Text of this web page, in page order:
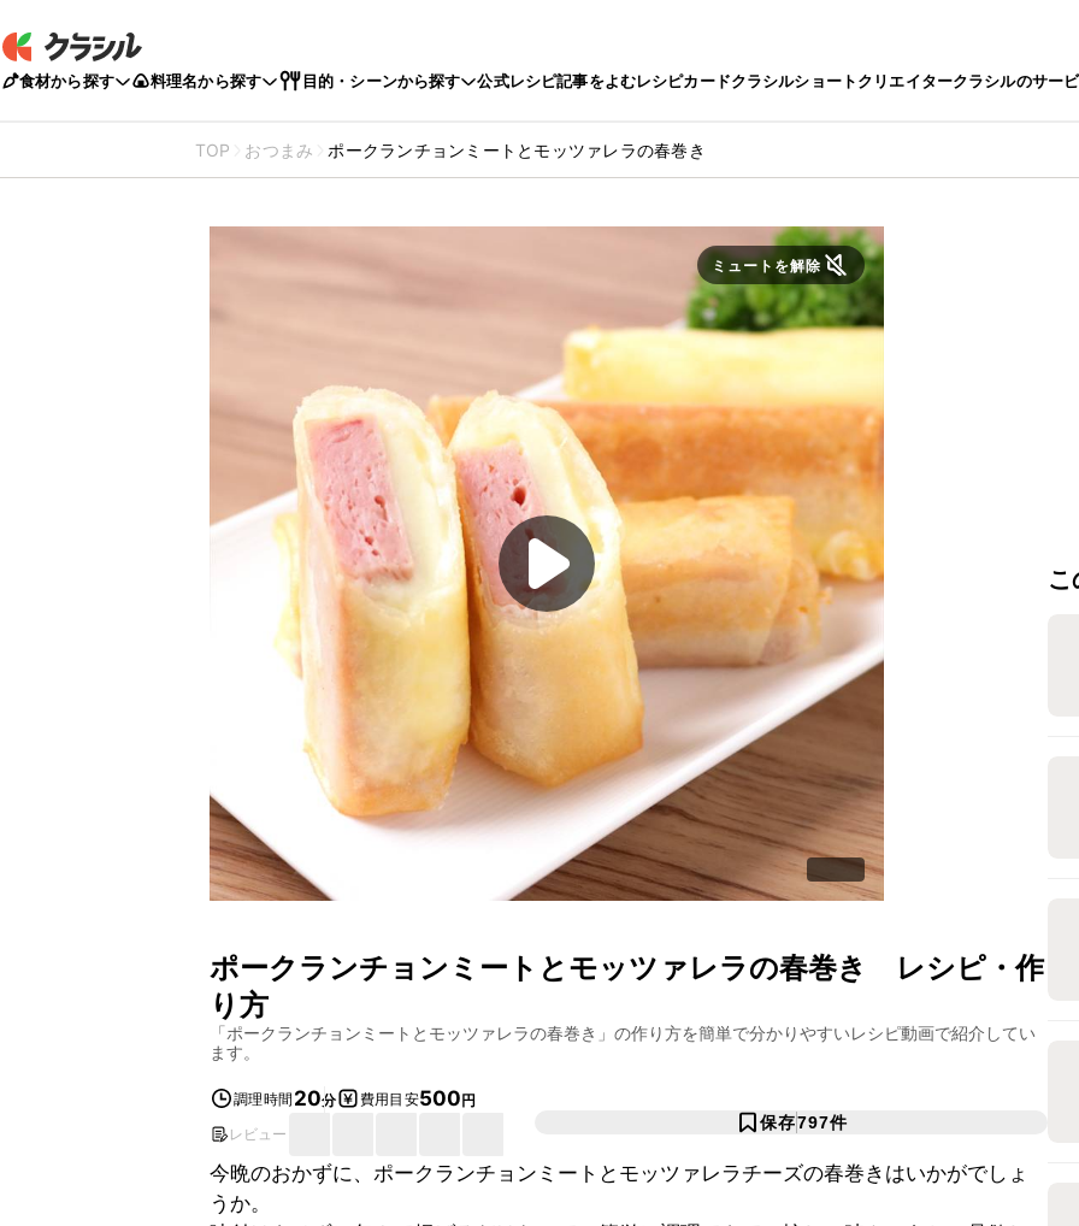
食材から探す 料理名から探す 目的・シーンから探す 公式レシピ記事をよむレシピカードクラシルショートクリエイタークラシルのサー
TOP おつまみ ポークランチョンミートとモッツァレラの春巻き
ミュートを解除
ポークランチョンミートとモッツァレラの春巻き
レシピ・作
り方
「ポークランチョンミートとモッツァレラの春巻き 」の作り方を簡単で分かりやすいレシピ動画で紹介してい
ます。
調理時間 20分 費用目安500円
レビュー
保存797件
今晩のおかずに、ポークランチョンミートとモッツァレラチーズの春巻きはいかがでしょ
うか。